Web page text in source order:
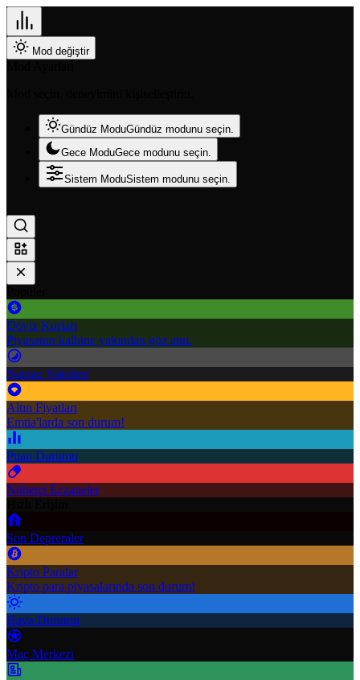
Mod değiştir
Gündüz ModuGündüz modunu seçin.
Gece ModuGece modunu seçin.
Sistem ModuSistem modunu seçin.
Döviz Kurları
Piyasanın kalbine yakından göz atın.
Namaz Vakitleri
Altın Fiyatları
Emtia'larda son durum!
Puan Durumu
Nöbetçi Eczaneler
Son Depremler
Kripto Paralar
Kripto para piyasalarında son durum!
Hava Durumu
Maç Merkezi